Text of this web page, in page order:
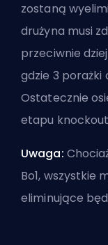
zostaną
drużyna musi
przeciwnie
gdzie 3 porażki
Ostatecznie
etapu
Uwaga:
Bo1, wszystkie
eliminujące